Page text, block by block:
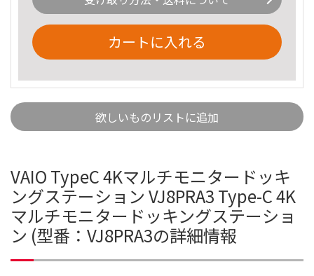
カートに入れる
欲しいものリストに追加
VAIO TypeC 4Kマルチモニタードッキ
ングステーション VJ8PRA3 Type-C 4K
マルチモニタードッキングステーショ
ン (型番：VJ8PRA3の詳細情報